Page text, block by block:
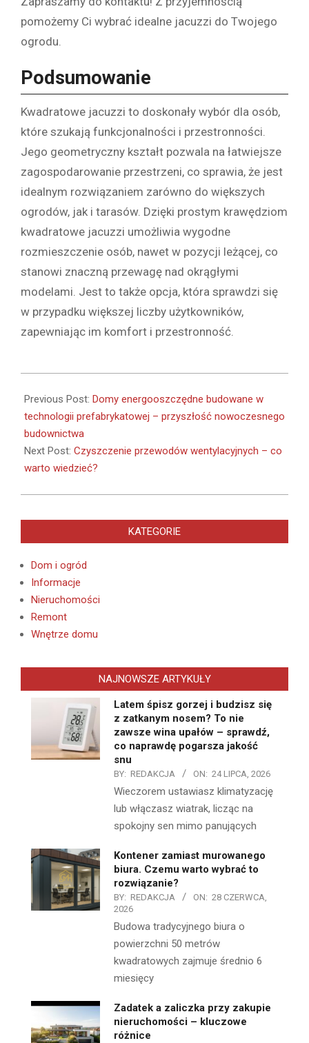
pomożemy Ci wybrać idealne jacuzzi do Twojego
ogrodu.
Podsumowanie
Kwadratowe jacuzzi to doskonały wybór dla osób,
które szukają funkcjonalności i przestronności.
Jego geometryczny kształt pozwala na łatwiejsze
zagospodarowanie przestrzeni, co sprawia, że jest
idealnym rozwiązaniem zarówno do większych
ogrodów, jak i tarasów. Dzięki prostym krawędziom
kwadratowe jacuzzi umożliwia wygodne
rozmieszczenie osób, nawet w pozycji leżącej, co
stanowi znaczną przewagę nad okrągłymi
modelami. Jest to także opcja, która sprawdzi się
w przypadku większej liczby użytkowników,
zapewniając im komfort i przestronność.
11-
19
Previous Post: Domy energooszczędne budowane w
technologii prefabrykatowej – przyszłość nowoczesnego
budownictwa
Next Post: Czyszczenie przewodów wentylacyjnych – co
warto wiedzieć?
KATEGORIE
Dom i ogród
Informacje
Nieruchomości
Remont
Wnętrze domu
NAJNOWSZE ARTYKUŁY
Latem śpisz gorzej i budzisz się
z zatkanym nosem? To nie
zawsze wina upałów – sprawdź,
co naprawdę pogarsza jakość
snu
BY: REDAKCJA ON: 24 LIPCA, 2026
Wieczorem ustawiasz klimatyzację
lub włączasz wiatrak, licząc na
spokojny sen mimo panujących
Kontener zamiast murowanego
biura. Czemu warto wybrać to
rozwiązanie?
BY: REDAKCJA ON: 28 CZERWCA,
2026
Budowa tradycyjnego biura o
powierzchni 50 metrów
kwadratowych zajmuje średnio 6
miesięcy
Zadatek a zaliczka przy zakupie
nieruchomości – kluczowe
różnice